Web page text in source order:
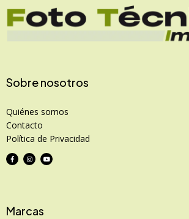
Sobre nosotros
Quiénes somos
Contacto
Política de Privacidad
Marcas